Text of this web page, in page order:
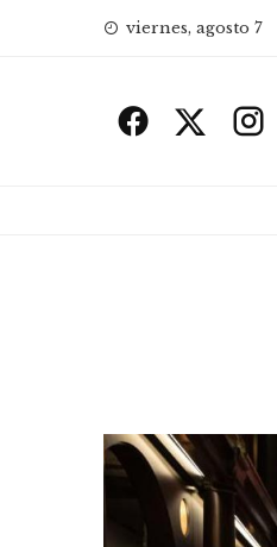
viernes, agosto 7